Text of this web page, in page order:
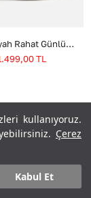
kullanıyoruz.
Çerez
Kabul Et
kullanıyoruz.
Çerez
Kabul Et
Erkek Deri Siyah Rahat Günlük Ayakkabı
TL